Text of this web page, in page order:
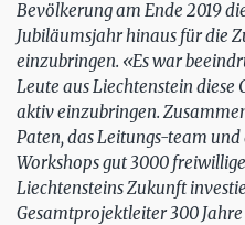
Bevölkerung am Ende 2019
Jubiläumsjahr hinaus für die
einzubringen. «Es war
Leute aus Liechtenstein diese
aktiv einzubringen.
Paten, das Leitungs-team
Workshops gut 3000
Liechtensteins Zukunft
Gesamtprojektleiter 300